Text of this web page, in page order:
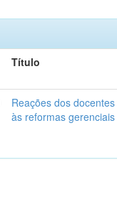
Título
Reações dos
às reformas gerenciais